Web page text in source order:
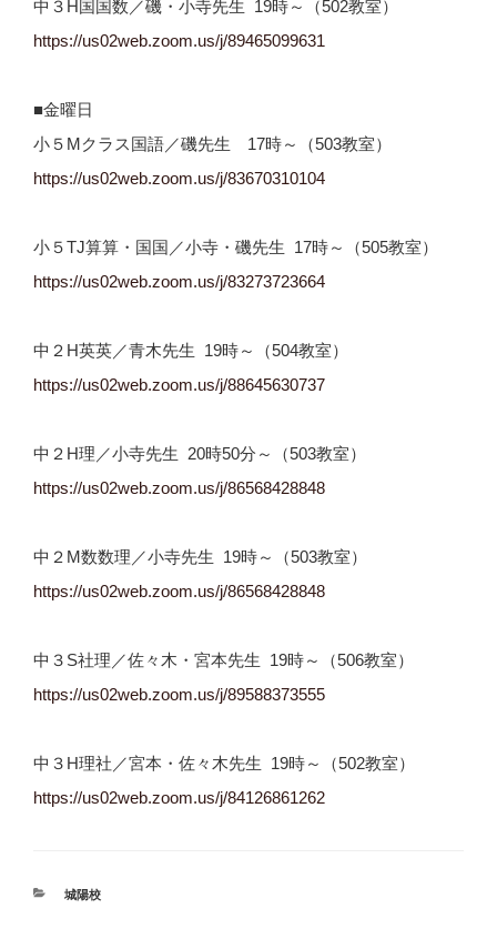
中３H国国数／磯・小寺先生 19時～（502教室）
https://us02web.zoom.us/j/89465099631
■金曜日
小５Mクラス国語／磯先生 17時～（503教室）
https://us02web.zoom.us/j/83670310104
小５TJ算算・国国／小寺・磯先生 17時～（505教室）
https://us02web.zoom.us/j/83273723664
中２H英英／青木先生 19時～（504教室）
https://us02web.zoom.us/j/88645630737
中２H理／小寺先生 20時50分～（503教室）
https://us02web.zoom.us/j/86568428848
中２M数数理／小寺先生 19時～（503教室）
https://us02web.zoom.us/j/86568428848
中３S社理／佐々木・宮本先生 19時～（506教室）
https://us02web.zoom.us/j/89588373555
中３H理社／宮本・佐々木先生 19時～（502教室）
https://us02web.zoom.us/j/84126861262
カ
城陽校